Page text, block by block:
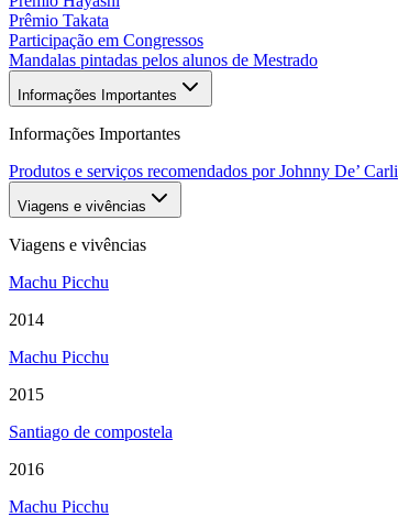
Prêmio Takata
Participação em Congressos
Mandalas pintadas pelos alunos de Mestrado
Informações Importantes
Informações Importantes
Produtos e serviços recomendados por Johnny De’ Carli
Viagens e vivências
Viagens e vivências
Machu Picchu
2014
Machu Picchu
2015
Santiago de compostela
2016
Machu Picchu